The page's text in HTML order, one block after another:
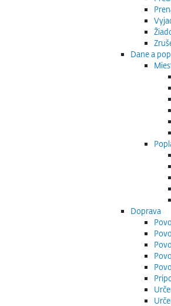
Dane a
Doprava